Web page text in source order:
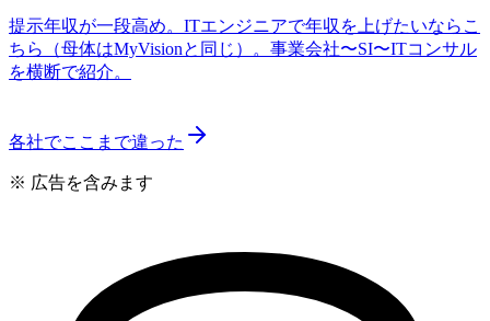
提示年収が一段高め。ITエンジニアで年収を上げたいならこ
ちら（母体はMyVisionと同じ）。事業会社〜SI〜ITコンサル
を横断で紹介。
各社でここまで違った
※ 広告を含みます